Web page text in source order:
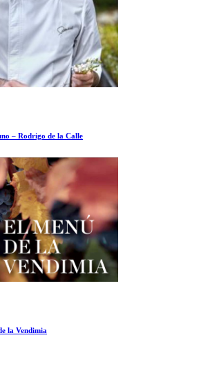
– Rodrigo de la Calle
la Vendimia